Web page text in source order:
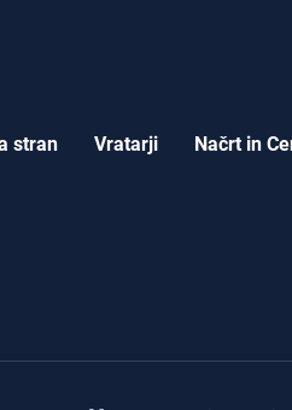
stran Vratarji Načrt in